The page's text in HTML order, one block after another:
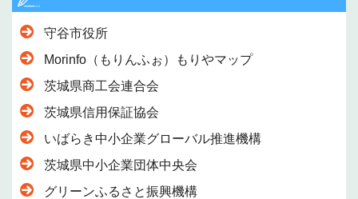
守谷市役所
Morinfo（もりんふぉ）もりやマップ
茨城県商工会連合会
茨城県信用保証協会
いばらき中小企業グローバル推進機構
茨城県中小企業団体中央会
グリーンふるさと振興機構